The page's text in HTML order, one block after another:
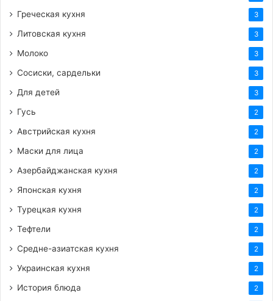
Греческая кухня 3
Литовская кухня 3
Молоко 3
Сосиски, сардельки 3
Для детей 3
Гусь 2
Австрийская кухня 2
Маски для лица 2
Азербайджанская кухня 2
Японская кухня 2
Турецкая кухня 2
Тефтели 2
Средне-азиатская кухня 2
Украинская кухня 2
История блюда 2